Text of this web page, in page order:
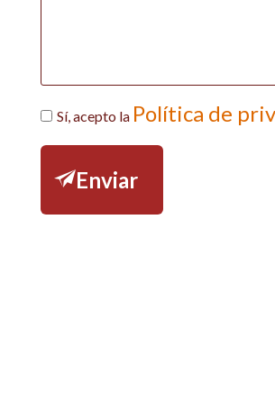
Sí, acepto la Política de
Enviar